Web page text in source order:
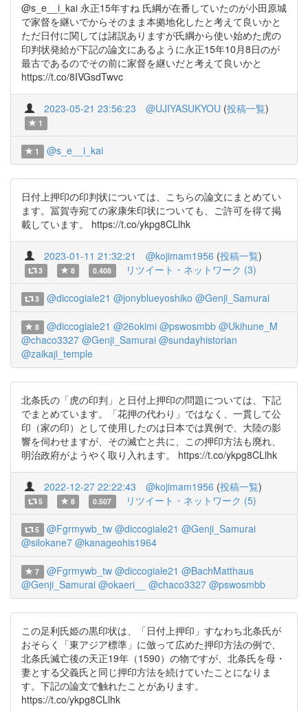
@s_e__i_kai 永正15年すね 氏綱が在番していたのが小田原城
で家督を継いでからそのまま本拠地化したと考えて良いかと
ただ日付に関しては諸説ありますが氏綱から使い始めた虎の
印判状発給が下記の論文にあるように永正15年10月8日のが
最古であるのでその前に家督を継いだと考えて良いかと
https://t.co/8IVGsdTwvc
2023-05-21 23:56:23 @UJIYASUKYOU (投稿一覧)
1
1 @s_e__i_kai
日付上押印の印判状については、こちらの論文にまとめてい
ます。冨賀寺宛ての家康朱印状についても、ご許可を得て掲
載しています。 https://t.co/ykpg8CLlhk
2023-01-11 21:32:21 @kojimam1956 (投稿一覧)
3 8 0.408 リツイート・ネットワーク (3)
3 @diccogiale21 @jonyblueyoshiko @Genji_Samurai
8 @diccogiale21 @26okimi @pswosmbb @Ukihune_M
@chaco3327 @Genji_Samurai @sundayhistorian
@zaikaji_temple
北条氏の「虎の印判」と日付上押印の問題については、下記
でまとめています。「花押の代わり」ではなく、一貫して公
印（家の印）として使用したのは日本では異例で、大陸の影
響を伺わせますが、その滅亡と共に、この押印方法も廃れ、
明治政府がようやく取り入れます。 https://t.co/ykpg8CLlhk
2022-12-27 22:22:43 @kojimam1956 (投稿一覧)
5 8 0.507 リツイート・ネットワーク (5)
5 @Fgrmywb_tw @diccogiale21 @Genji_Samurai
@silokane7 @kanageohis1964
7 @Fgrmywb_tw @diccogiale21 @BachMatthaus
@Genji_Samurai @okaeri__ @chaco3327 @pswosmbb
この足利氏姫の黒印状は、「日付上押印」すなわち北条氏が
おそらく「東アジア標準」に倣って広めた押印方法の例で、
北条氏滅亡後の天正19年（1590）の物ですが、北条氏を母・
妻とする父義氏と同じ押印方法を続けていたことになりま
す。下記の論文で触れたことがあります。
https://t.co/ykpg8CLlhk